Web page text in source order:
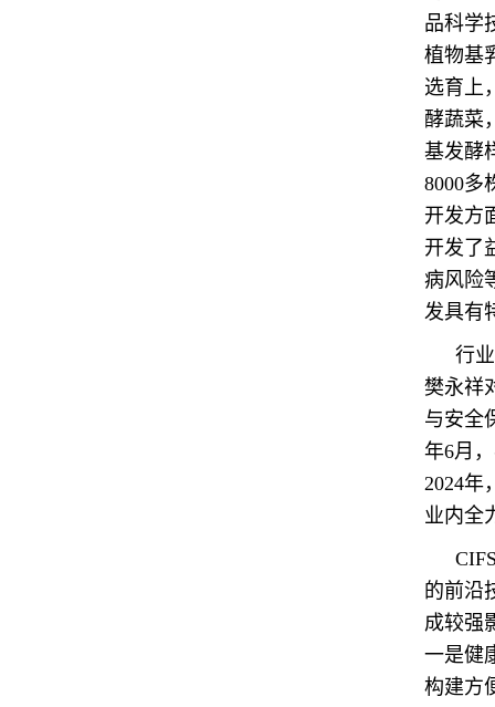
品科学
植物基
选育上
酵蔬菜
基发酵
8000多
开发方
开发了
病风险
发具有
行
樊永祥
与安全
年6月
2024年
业内全
的前沿
成较强
一是健
构建方